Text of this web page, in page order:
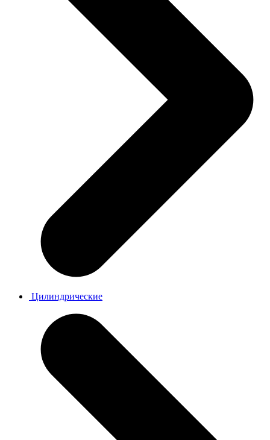
Цилиндрические